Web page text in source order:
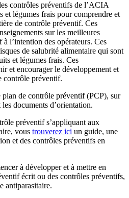
contrôles préventifs de l’ACIA
et légumes frais pour comprendre et
de contrôle préventif. Ces
sur les meilleures
l’intention des opérateurs. Ces
de salubrité alimentaire qui sont
et légumes frais. Ces
et encourager le développement et
contrôle préventif.
plan de contrôle préventif (PCP), sur
documents d’orientation.
préventif s’appliquant aux
vous trouverez ici un guide, une
et des contrôles préventifs en
à développer et à mettre en
écrit ou des contrôles préventifs,
antiparasitaire.